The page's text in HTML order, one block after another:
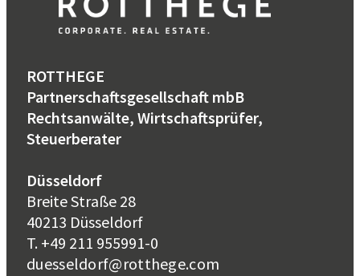
ROTTHEGE
Partnerschaftsgesellschaft mbB
Rechtsanwälte, Wirtschaftsprüfer,
Steuerberater
Düsseldorf
Breite Straße 28
40213 Düsseldorf
T. +49 211 955991-0
duesseldorf@rotthege.com